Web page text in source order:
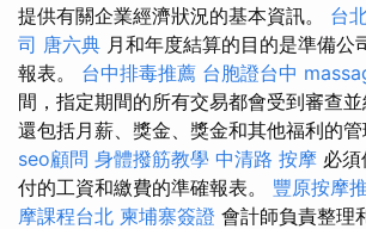
提供有關企業經濟狀況的基本資訊。 台
司 唐六典 月和年度結算的目的是準備公
報表。 台中排毒推薦 台胞證台中
間，指定期間的所有交易都會受到審查
還包括月薪、獎金、獎金和其他福利的管
seo顧問 身體撥筋教學 中清路 按摩 必
付的工資和繳費的準確報表。 豐原按摩
摩課程台北 柬埔寨簽證 會計師負責整理